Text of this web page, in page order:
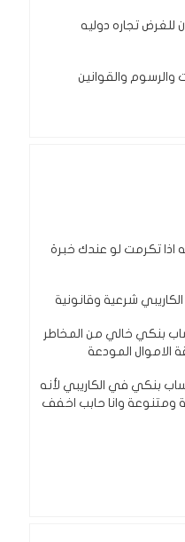
للغرض تجاره دوليه
والرسوم والقوانين
اذا تكرمت لو عندك خبرة
شرعية وقانونية
بنكي خالي من المخاطر
الاموال المودعة
بنكي في الكاريبي لأنه
ومتنوعة وانا حابب اخفف